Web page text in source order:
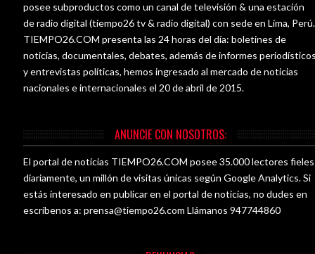
posee subproductos como un canal de televisión & una estación
de radio digital (tiempo26 tv & radio digital) con sede en Lima, Perú.
TIEMPO26.COM presenta las 24 horas del día: boletines de
noticias, documentales, debates, además de informes
y entrevistas políticas, hemos ingresado al mercado de noticias
nacionales e internacionales el 20 de abril de 2015.
ANUNCIE CON NOSOTROS:
El portal de noticias TIEMPO26.COM posee 35.000 lectores fieles
diariamente, un millón de visitas únicas según Google Analytics. Si
estás interesado en publicar en el portal de noticias, no dudes en
escríbenos a:prensa@tiempo26.com Llámanos 947744860